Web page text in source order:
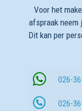
Voor het
afspraak neem
Dit kan per
026-
026-